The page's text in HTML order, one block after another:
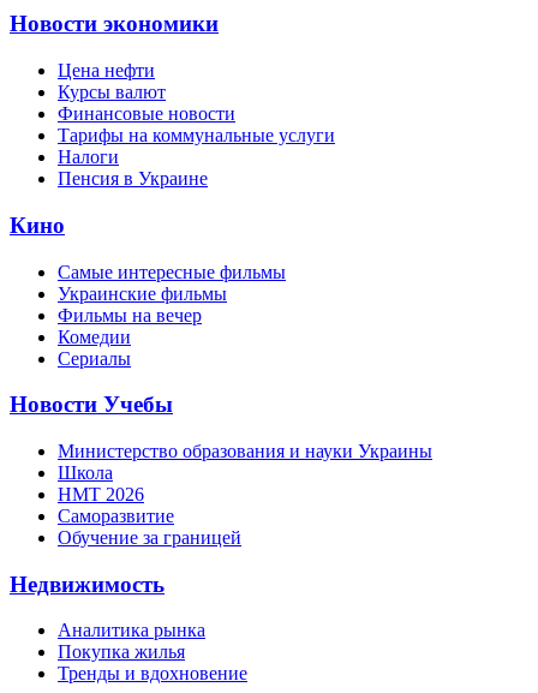
Новости экономики
Цена нефти
Курсы валют
Финансовые новости
Тарифы на коммунальные услуги
Налоги
Пенсия в Украине
Кино
Самые интересные фильмы
Украинские фильмы
Фильмы на вечер
Комедии
Сериалы
Новости Учебы
Министерство образования и науки Украины
Школа
НМТ 2026
Саморазвитие
Обучение за границей
Недвижимость
Аналитика рынка
Покупка жилья
Тренды и вдохновение